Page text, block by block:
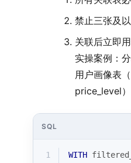
禁止三张及
关联后立即用
实操案例：
用户画像表
price_level
SQL
1 WITH